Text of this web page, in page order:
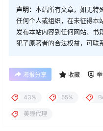
声明： 本站所有文章，如无特
任何个人或组织，在未征得本
发布本站内容到任何网站、书
犯了原著者的合法权益，可联
海报分享 收藏
43% 55%
美瞳代理